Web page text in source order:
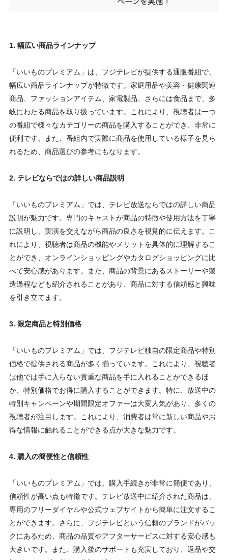
1. 幅広い商品ラインナップ
「いいものプレミアム」は、フジテレビが提供する通販番組で、
幅広い商品ラインナップが特徴です。家庭用品や美容・健康関連
商品、ファッションアイテム、家電製品、さらには食品まで、多
岐にわたる商品を取り扱っています。これにより、視聴者は一つ
の番組で様々なカテゴリーの商品を購入することができ、非常に
便利です。また、番組内で実際に商品を使用している様子を見ら
れるため、商品選びの参考にもなります。
2. テレビならではの詳しい商品説明
「いいものプレミアム」では、テレビ放送ならではの詳しい商品
説明が魅力です。専門のキャストが商品の特徴や使用方法を丁寧
に説明し、実演を交えながら商品の良さを視覚的に伝えます。こ
れにより、視聴者は商品の機能やメリットを具体的に理解するこ
とができ、オンラインショッピングやカタログショッピングに比
べて安心感があります。また、商品の背景にあるストーリーや製
造過程なども紹介されることがあり、商品に対する信頼感と興味
を引き立てます。
3. 限定商品と特別価格
「いいものプレミアム」では、フジテレビ独自の限定商品や特別
価格で提供される商品が多く揃っています。これにより、視聴者
は他では手に入らない貴重な商品を手に入れることができるほ
か、特別価格でお得に購入することができます。特に、放送中の
特別キャンペーンや期間限定オファーは大変人気があり、多くの
視聴者が注目します。これにより、消費者は常に新しい商品やお
得な情報に触れることができる点が大きな魅力です。
4. 購入の簡便性と信頼性
「いいものプレミアム」では、購入手続きが非常に簡便であり、
信頼性が高い点も特徴です。テレビ放送中に紹介された商品は、
専用のフリーダイヤルや公式ウェブサイトから簡単に注文するこ
とができます。さらに、フジテレビという信頼のブランドがバッ
クにあるため、商品の品質やアフターサービスに対する安心感も
大きいです。また、購入後のサポートも充実しており、返品や交